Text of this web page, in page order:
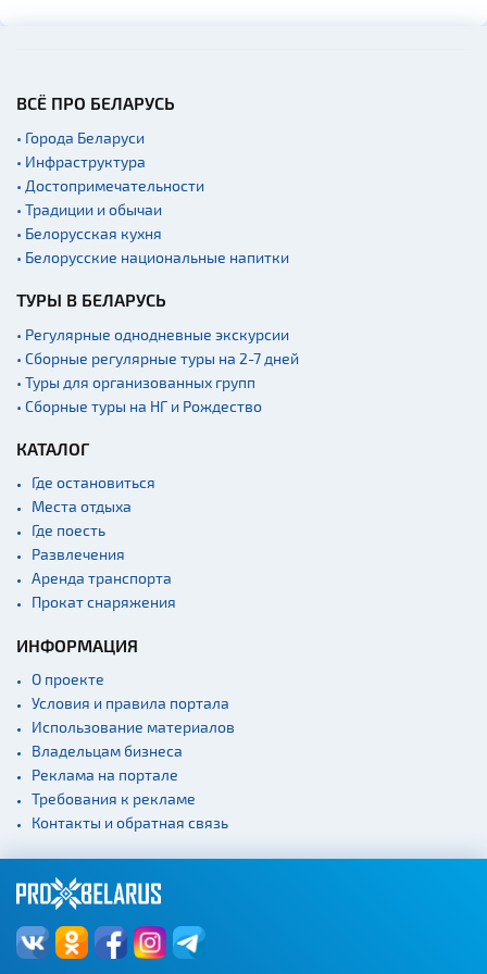
ВСЁ ПРО БЕЛАРУСЬ
• Города Беларуси
• Инфраструктура
• Достопримечательности
• Традиции и обычаи
• Белорусская кухня
• Белорусские национальные напитки
ТУРЫ В БЕЛАРУСЬ
• Регулярные однодневные экскурсии
• Сборные регулярные туры на 2-7 дней
• Туры для организованных групп
• Сборные туры на НГ и Рождество
КАТАЛОГ
Где остановиться
Места отдыха
Где поесть
Развлечения
Аренда транспорта
Прокат снаряжения
ИНФОРМАЦИЯ
О проекте
Условия и правила портала
Использование материалов
Владельцам бизнеса
Реклама на портале
Требования к рекламе
Контакты и обратная связь